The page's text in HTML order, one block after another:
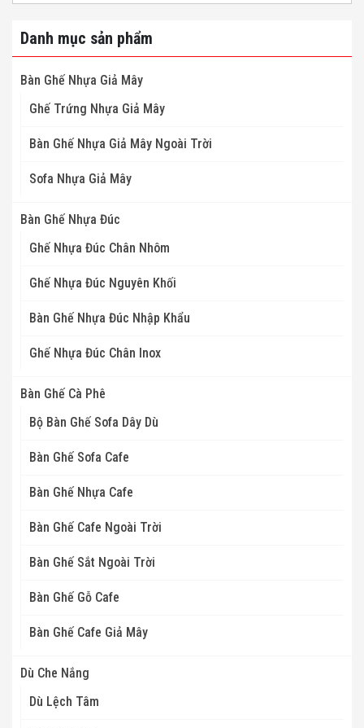
Danh mục sản phẩm
Bàn Ghế Nhựa Giả Mây
Ghế Trứng Nhựa Giả Mây
Bàn Ghế Nhựa Giả Mây Ngoài Trời
Sofa Nhựa Giả Mây
Bàn Ghế Nhựa Đúc
Ghế Nhựa Đúc Chân Nhôm
Ghế Nhựa Đúc Nguyên Khối
Bàn Ghế Nhựa Đúc Nhập Khẩu
Ghế Nhựa Đúc Chân Inox
Bàn Ghế Cà Phê
Bộ Bàn Ghế Sofa Dây Dù
Bàn Ghế Sofa Cafe
Bàn Ghế Nhựa Cafe
Bàn Ghế Cafe Ngoài Trời
Bàn Ghế Sắt Ngoài Trời
Bàn Ghế Gỗ Cafe
Bàn Ghế Cafe Giả Mây
Dù Che Nắng
Dù Lệch Tâm